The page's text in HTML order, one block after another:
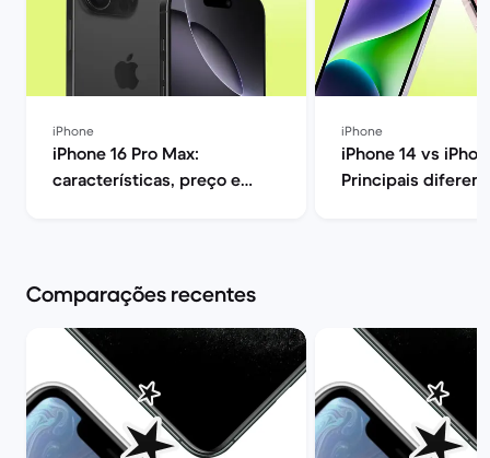
iPhone
iPhone 16 Pro Max:
características, preço e
iPhone
iPhone 14 vs
Principais
Comparações recentes